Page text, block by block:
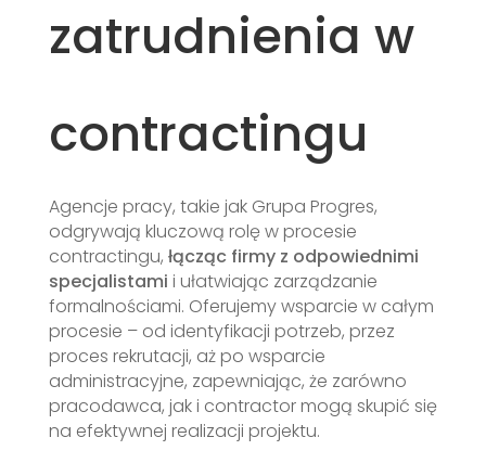
zatrudnienia w
contractingu
Agencje pracy, takie jak Grupa Progres,
odgrywają kluczową rolę w procesie
contractingu, łącząc firmy z odpowiednimi
specjalistami i ułatwiając zarządzanie
formalnościami. Oferujemy wsparcie w całym
procesie – od identyfikacji potrzeb, przez
proces rekrutacji, aż po wsparcie
administracyjne, zapewniając, że zarówno
pracodawca, jak i contractor mogą skupić się
na efektywnej realizacji projektu.